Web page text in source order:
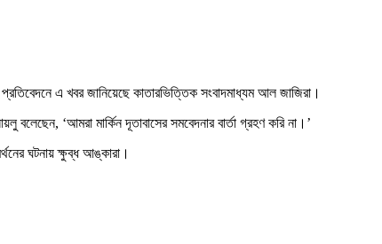
এ খবর জানিয়েছে কাতারভিত্তিক সংবাদমাধ্যম আল জাজিরা।
বলেছেন, ‘আমরা মার্কিন দূতাবাসের সমবেদনার বার্তা গ্রহণ করি না।’
ঘটনায় ক্ষুব্ধ আঙ্কারা।